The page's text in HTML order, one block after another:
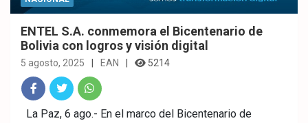
ENTEL S.A. conmemora el Bicentenario de
Bolivia con logros y visión digital
5 agosto, 2025 EAN 5214
Fac
Twitt What
La Paz, 6 ago.- En el marco del Bicentenario de